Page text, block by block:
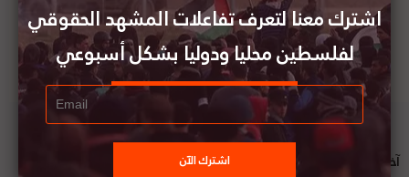
آخر الأخبار
اشترك معنا لتعرف تفاعلات المشهد الحقوقي
لفلسطين محليا ودوليا بشكل أسبوعي